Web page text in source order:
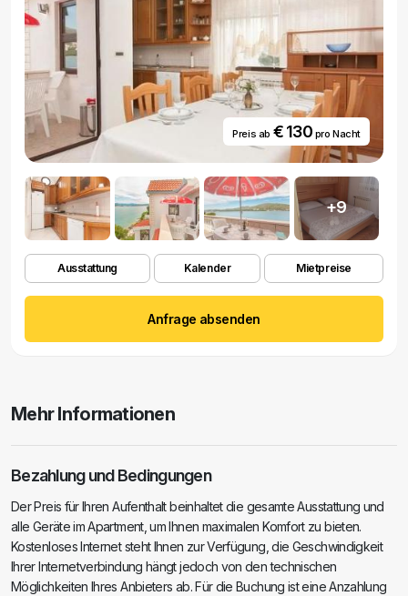
Preis ab € 130 pro Nacht
+9
Ausstattung Kalender Mietpreise
Anfrage absenden
Mehr Informationen
Bezahlung und Bedingungen
Der Preis für Ihren Aufenthalt beinhaltet die gesamte Ausstattung und
alle Geräte im Apartment, um Ihnen maximalen Komfort zu bieten.
Kostenloses Internet steht Ihnen zur Verfügung, die Geschwindigkeit
Ihrer Internetverbindung hängt jedoch von den technischen
Möglichkeiten Ihres Anbieters ab. Für die Buchung ist eine Anzahlung